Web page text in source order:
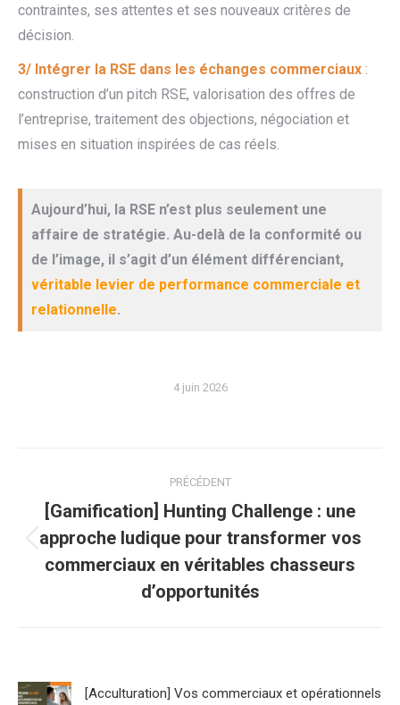
contraintes, ses attentes et ses nouveaux critères de
décision.
3/ Intégrer la RSE dans les échanges commerciaux :
construction d’un pitch RSE, valorisation des offres de
l’entreprise, traitement des objections, négociation et
mises en situation inspirées de cas réels.
Aujourd’hui, la RSE n’est plus seulement une
affaire de stratégie. Au-delà de la conformité ou
de l’image, il s’agit d’un élément différenciant,
véritable levier de performance commerciale et
relationnelle.
4 juin 2026
article
PRÉCÉDENT
Article
précédent
:
[Gamification] Hunting Challenge : une
approche ludique pour transformer vos
commerciaux en véritables chasseurs
d’opportunités
[Acculturation] Vos commerciaux et opérationnels